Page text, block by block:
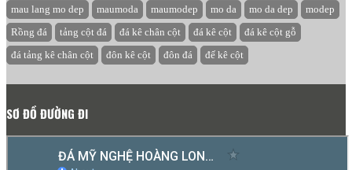
mau lang mo dep
maumoda maumodep mo da mo da dep
modep
Rồng đá
tảng cột đá đá kê chân cột đá kê cột
đá kê cột gỗ
đá tảng kê chân cột
đôn kê cột đôn đá đế kê cột
SƠ ĐỒ ĐƯỜNG ĐI